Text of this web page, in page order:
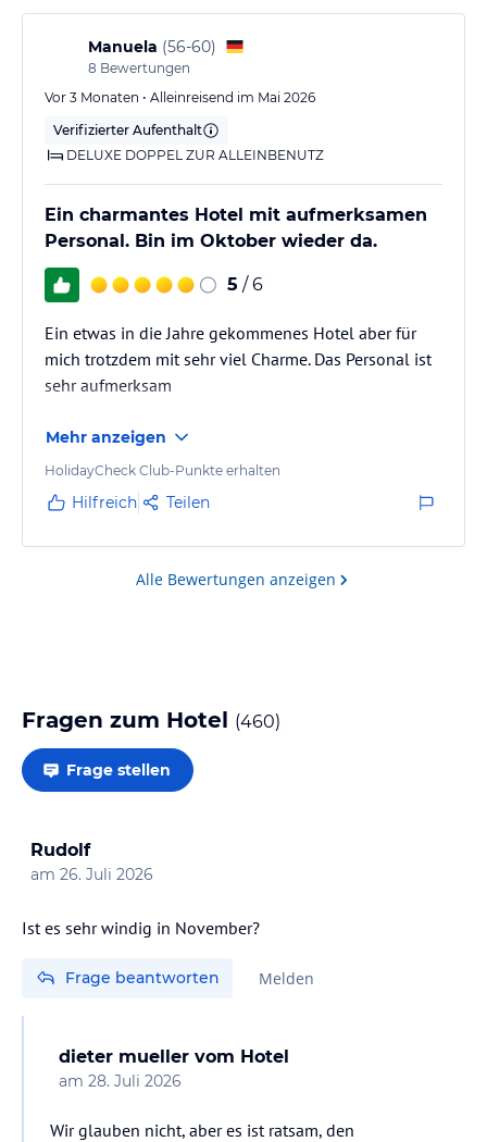
Manuela (56-60)
8 Bewertungen
Vor 3 Monaten • Alleinreisend im Mai 2026
Verifizierter Aufenthalt
DELUXE DOPPEL ZUR ALLEINBENUTZ
Ein charmantes Hotel mit aufmerksamen
Personal. Bin im Oktober wieder da.
5 / 6
Ein etwas in die Jahre gekommenes Hotel aber für
mich trotzdem mit sehr viel Charme. Das Personal ist
sehr aufmerksam
Mehr anzeigen
HolidayCheck Club-Punkte erhalten
Hilfreich Teilen
Alle Bewertungen anzeigen
Fragen zum Hotel (460)
Frage stellen
Rudolf
am 26. Juli 2026
Ist es sehr windig in November?
Frage beantworten Melden
dieter mueller vom Hotel
am 28. Juli 2026
Wir glauben nicht, aber es ist ratsam, den